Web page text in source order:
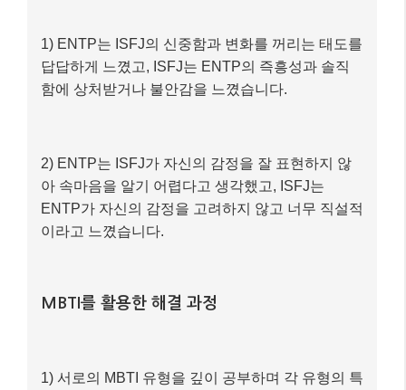
1) ENTP는 ISFJ의 신중함과 변화를 꺼리는 태도를
답답하게 느꼈고, ISFJ는 ENTP의 즉흥성과 솔직
함에 상처받거나 불안감을 느꼈습니다.
2) ENTP는 ISFJ가 자신의 감정을 잘 표현하지 않
아 속마음을 알기 어렵다고 생각했고, ISFJ는
ENTP가 자신의 감정을 고려하지 않고 너무 직설적
이라고 느꼈습니다.
MBTI를 활용한 해결 과정
1) 서로의 MBTI 유형을 깊이 공부하며 각 유형의 특